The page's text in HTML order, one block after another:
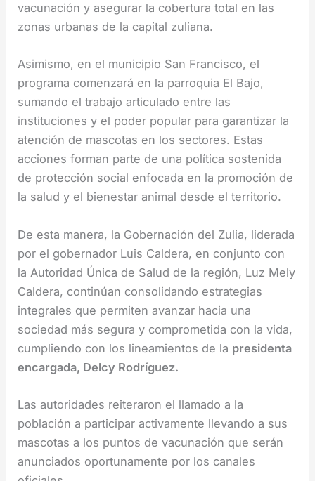
vacunación y asegurar la cobertura total en las
zonas urbanas de la capital zuliana.
Asimismo, en el municipio San Francisco, el
programa comenzará en la parroquia El Bajo,
sumando el trabajo articulado entre las
instituciones y el poder popular para garantizar la
atención de mascotas en los sectores. Estas
acciones forman parte de una política sostenida
de protección social enfocada en la promoción de
la salud y el bienestar animal desde el territorio.
De esta manera, la Gobernación del Zulia, liderada
por el gobernador Luis Caldera, en conjunto con
la Autoridad Única de Salud de la región, Luz Mely
Caldera, continúan consolidando estrategias
integrales que permiten avanzar hacia una
sociedad más segura y comprometida con la vida,
cumpliendo con los lineamientos de la presidenta
encargada, Delcy Rodríguez.
Las autoridades reiteraron el llamado a la
población a participar activamente llevando a sus
mascotas a los puntos de vacunación que serán
anunciados oportunamente por los canales